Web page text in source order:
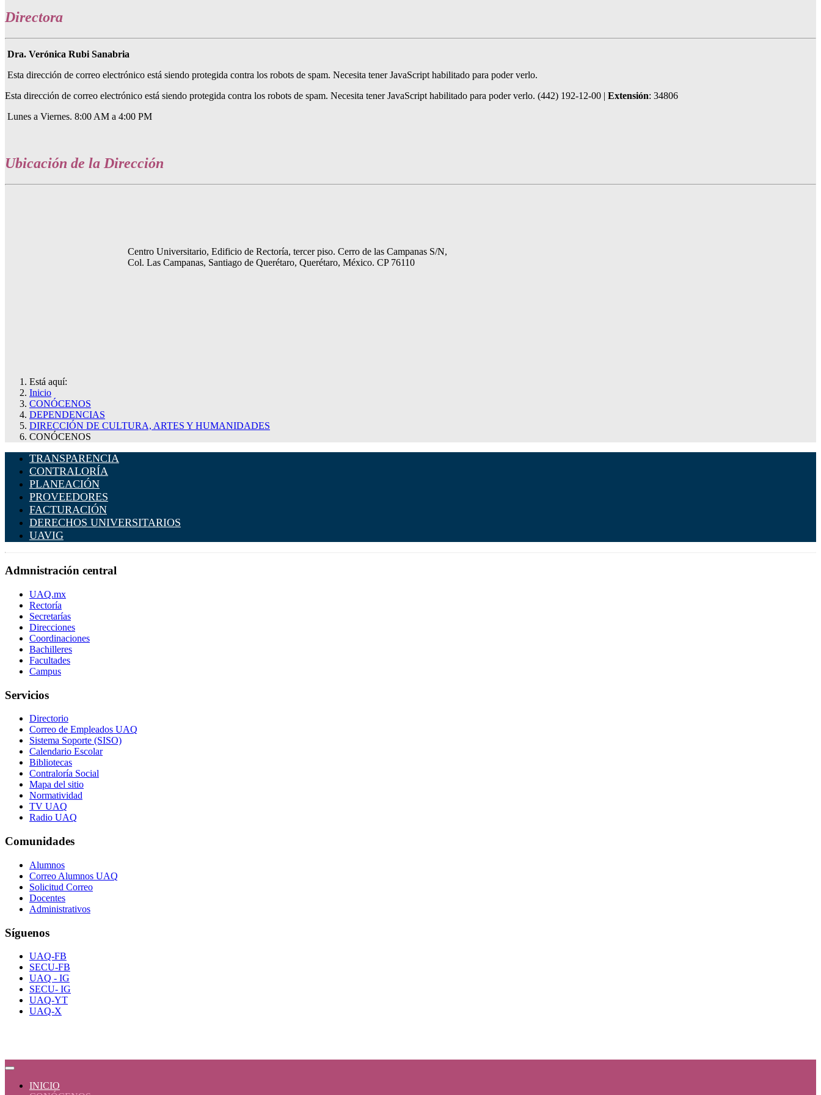
Directora
Dra. Verónica Rubi Sanabria
Esta dirección de correo electrónico está siendo protegida contra los robots de spam. Necesita tener JavaScript habilitado para poder verlo.
Esta dirección de correo electrónico está siendo protegida contra los robots de spam. Necesita tener JavaScript habilitado para poder verlo. (442) 192-12-00 | Extensión: 34806
Lunes a Viernes. 8:00 AM a 4:00 PM
Ubicación de la Dirección
Centro Universitario, Edificio de Rectoría, tercer piso. Cerro de las Campanas S/N,
Col. Las Campanas, Santiago de Querétaro, Querétaro, México. CP 76110
Está aquí:
Inicio
CONÓCENOS
DEPENDENCIAS
DIRECCIÓN DE CULTURA, ARTES Y HUMANIDADES
CONÓCENOS
TRANSPARENCIA
CONTRALORÍA
PLANEACIÓN
PROVEEDORES
FACTURACIÓN
DERECHOS UNIVERSITARIOS
UAVIG
Admnistración central
UAQ.mx
Rectoría
Secretarías
Direcciones
Coordinaciones
Bachilleres
Facultades
Campus
Servicios
Directorio
Correo de Empleados UAQ
Sistema Soporte (SISO)
Calendario Escolar
Bibliotecas
Contraloría Social
Mapa del sitio
Normatividad
TV UAQ
Radio UAQ
Comunidades
Alumnos
Correo Alumnos UAQ
Solicitud Correo
Docentes
Administrativos
Síguenos
UAQ-FB
SECU-FB
UAQ - IG
SECU- IG
UAQ-YT
UAQ-X
INICIO